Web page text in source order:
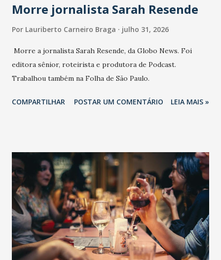
Morre jornalista Sarah Resende
Por Lauriberto Carneiro Braga julho 31, 2026
Morre a jornalista Sarah Resende, da Globo News. Foi
editora sênior, roteirista e produtora de Podcast.
Trabalhou também na Folha de São Paulo.
COMPARTILHAR POSTAR UM COMENTÁRIO LEIA MAIS »